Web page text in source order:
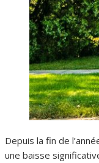
Depuis la fin de
une baisse